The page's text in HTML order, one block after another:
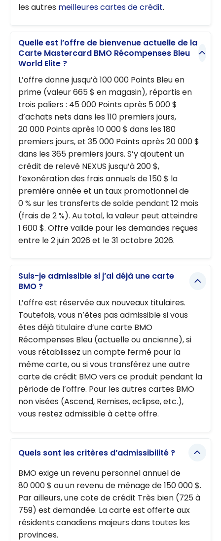
les autres meilleures cartes de crédit.
Quelle est l’offre de bienvenue actuelle de la
Carte Mastercard BMO Récompenses Bleu
World Elite ?
L’offre donne jusqu’à 100 000 Points Bleu en
prime (valeur 665 $ en magasin), répartis en
trois paliers : 45 000 Points après 5 000 $
d’achats nets dans les 110 premiers jours,
20 000 Points après 10 000 $ dans les 180
premiers jours, et 35 000 Points après 20 000 $
dans les 365 premiers jours. S’y ajoutent un
crédit de relevé NEXUS jusqu’à 200 $,
l’exonération des frais annuels de 150 $ la
première année et un taux promotionnel de
0 % sur les transferts de solde pendant 12 mois
(frais de 2 %). Au total, la valeur peut atteindre
1 600 $. Offre valide pour les demandes reçues
entre le 2 juin 2026 et le 31 octobre 2026.
Suis-je admissible si j’ai déjà une carte
BMO ?
L’offre est réservée aux nouveaux titulaires.
Toutefois, vous n’êtes pas admissible si vous
êtes déjà titulaire d’une carte BMO
Récompenses Bleu (actuelle ou ancienne), si
vous rétablissez un compte fermé pour la
même carte, ou si vous transférez une autre
carte de crédit BMO vers ce produit pendant la
période de l’offre. Pour les autres cartes BMO
non visées (Ascend, Remises, eclipse, etc.),
vous restez admissible à cette offre.
Quels sont les critères d’admissibilité ?
BMO exige un revenu personnel annuel de
80 000 $ ou un revenu de ménage de 150 000 $.
Par ailleurs, une cote de crédit Très bien (725 à
759) est demandée. La carte est offerte aux
résidents canadiens majeurs dans toutes les
provinces.